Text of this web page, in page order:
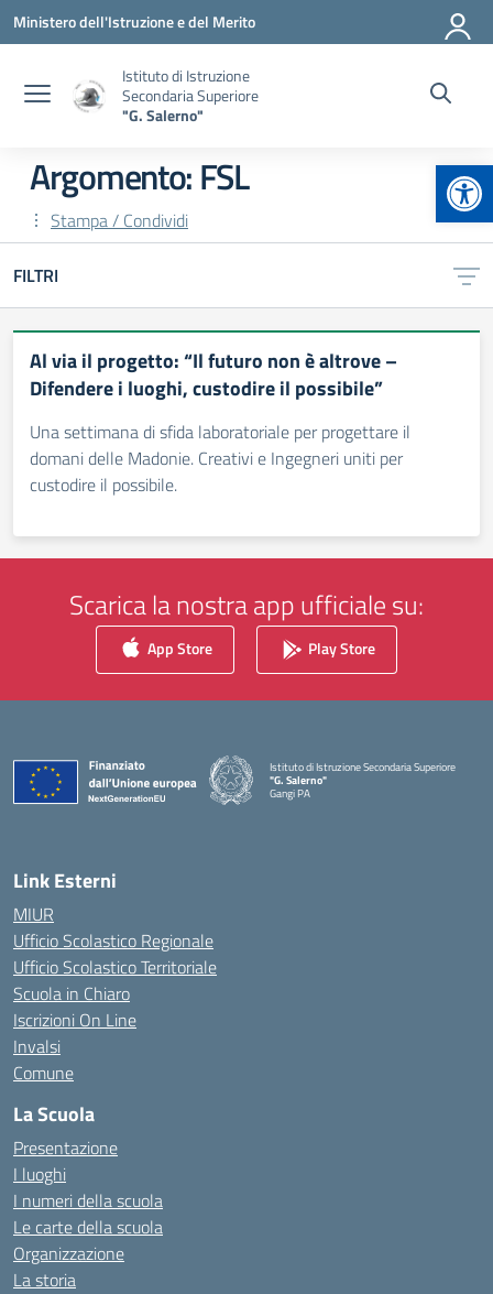
Vai ai contenuti
Vai al menu di navigazione
Vai al footer
Ministero dell'Istruzione e del Merito
Istituto di Istruzione
Secondaria Superiore
"G. Salerno"
Argomento: FSL
Stampa / Condividi
FILTRI
Al via il progetto: “Il futuro non è altrove –
Difendere i luoghi, custodire il possibile”
Una settimana di sfida laboratoriale per progettare il
domani delle Madonie. Creativi e Ingegneri uniti per
custodire il possibile.
Scarica la nostra app ufficiale su:
App Store Play Store
Istituto di Istruzione Secondaria Superiore
"G. Salerno"
Gangi PA
— Visita la pagina iniziale della scuola
Link Esterni
MIUR
Ufficio Scolastico Regionale
Ufficio Scolastico Territoriale
Scuola in Chiaro
Iscrizioni On Line
Invalsi
Comune
La Scuola
Presentazione
I luoghi
I numeri della scuola
Le carte della scuola
Organizzazione
La storia